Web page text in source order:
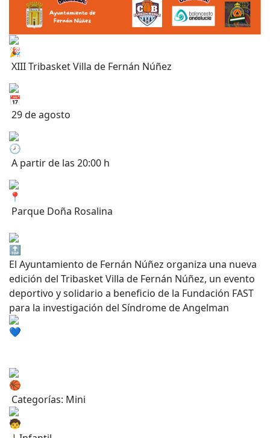
XIII Tribasket Villa de Fernán Núñez
29 de agosto
A partir de las 20:00 h
Parque Doña Rosalina
El Ayuntamiento de Fernán Núñez organiza una nueva
edición del Tribasket Villa de Fernán Núñez, un evento
deportivo y solidario a beneficio de la Fundación FAST
para la investigación del Síndrome de Angelman
Categorías: Mini